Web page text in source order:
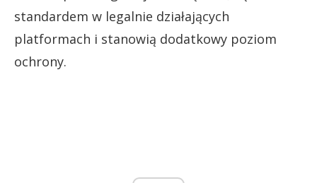
standardem w legalnie działających
platformach i stanowią dodatkowy poziom
ochrony.